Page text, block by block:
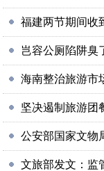
福建两节期间收
岂容公厕陷阱臭
海南整治旅游市
坚决遏制旅游团
公安部国家文物
文旅部发文：监